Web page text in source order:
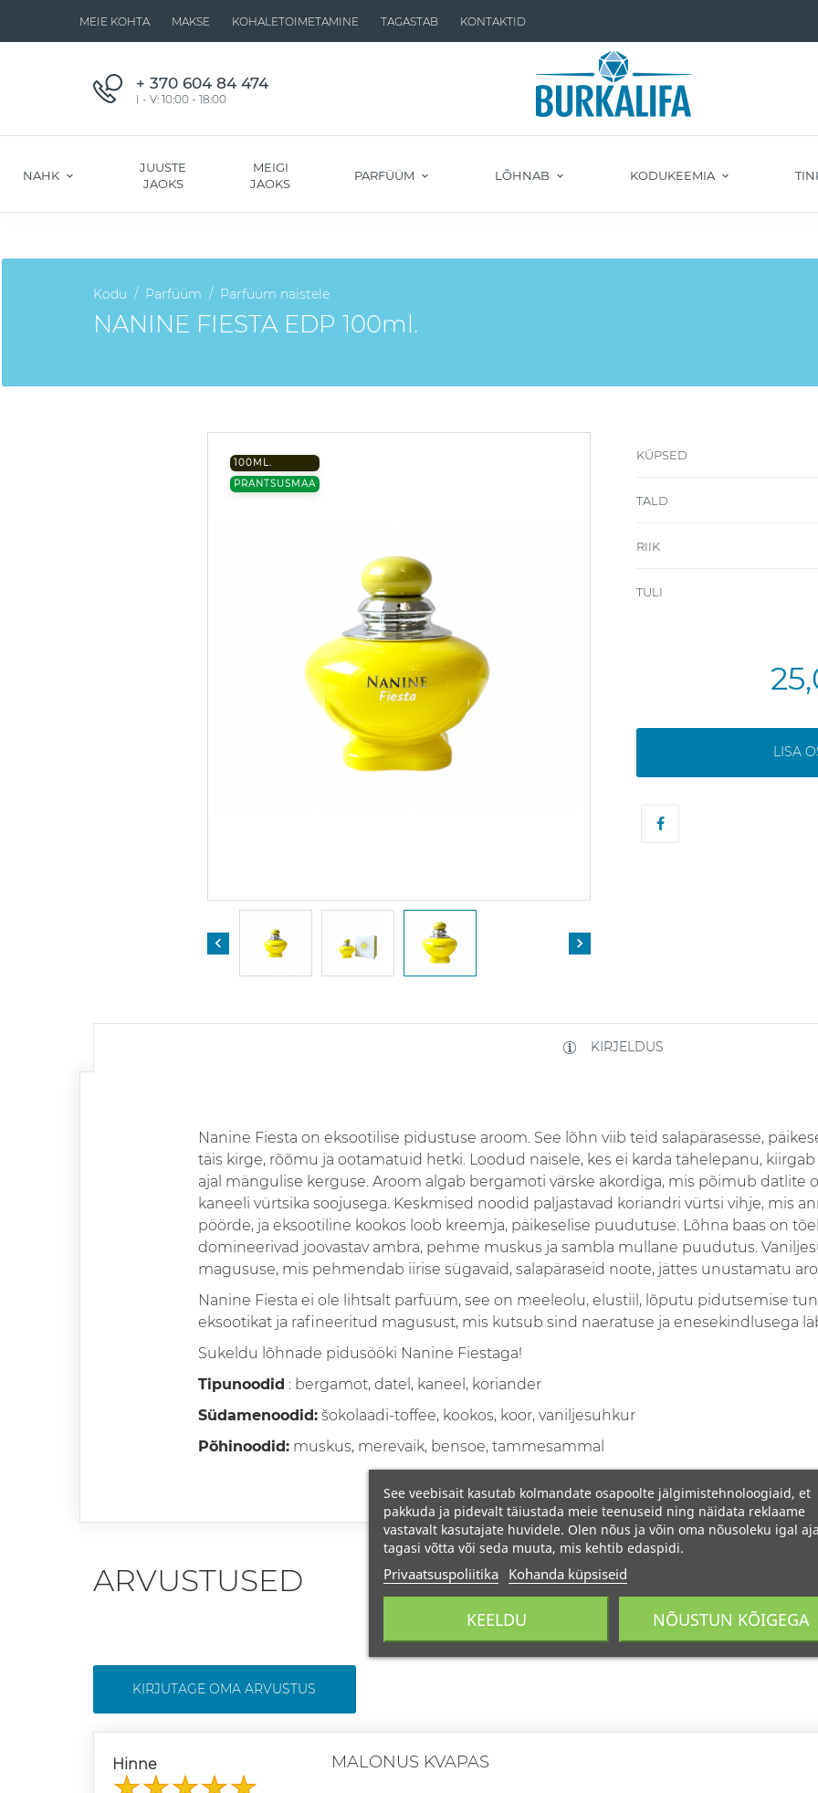
MEIE KOHTA MAKSE KOHALETOIMETAMINE TAGASTAB KONTAKTID
+ 370 604 84 474
I - V: 10:00 - 18:00
NAHK
JUUSTE
JAOKS
MEIGI
JAOKS
PARFÜÜM LÕHNAB KODUKEEMIA
Kodu Parfüüm Parfüüm naistele
NANINE FIESTA EDP 100ml.
100ML.
PRANTSUSMAA
 
KÜPSED
TALD
RIIK
TULI
LISA
KIRJELDUS
Nanine Fiesta on eksootilise pidustuse aroom. See lõhn viib teid salapärasesse,
täis kirge, rõõmu ja ootamatuid hetki. Loodud naisele, kes ei karda tähelepanu,
ajal mängulise kerguse. Aroom algab bergamoti värske akordiga, mis põimub datlite
kaneeli vürtsika soojusega. Keskmised noodid paljastavad koriandri vürtsi vihje, mis
pöörde, ja eksootiline kookos loob kreemja, päikeselise puudutuse. Lõhna baas on
domineerivad joovastav ambra, pehme muskus ja sambla mullane puudutus.
magususe, mis pehmendab iirise sügavaid, salapäraseid noote, jättes unustamatu
Nanine Fiesta ei ole lihtsalt parfüüm, see on meeleolu, elustiil, lõputu pidutsemise
eksootikat ja rafineeritud magusust, mis kutsub sind naeratuse ja enesekindlusega
Sukeldu lõhnade pidusööki Nanine Fiestaga!
Tipunoodid : bergamot, datel, kaneel, koriander
Südamenoodid: šokolaadi-toffee, kookos, koor, vaniljesuhkur
Põhinoodid: muskus, merevaik, bensoe, tammesammal
ARVUSTUSED
KIRJUTAGE OMA ARVUSTUS
Hinne MALONUS KVAPAS
See veebisait kasutab kolmandate osapoolte jälgimistehnoloogiaid, et
pakkuda ja pidevalt täiustada meie teenuseid ning näidata reklaame
vastavalt kasutajate huvidele. Olen nõus ja võin oma nõusoleku igal
tagasi võtta või seda muuta, mis kehtib edaspidi.
Privaatsuspoliitika Kohanda küpsiseid
KEELDU NÕUSTUN KÕIGEGA